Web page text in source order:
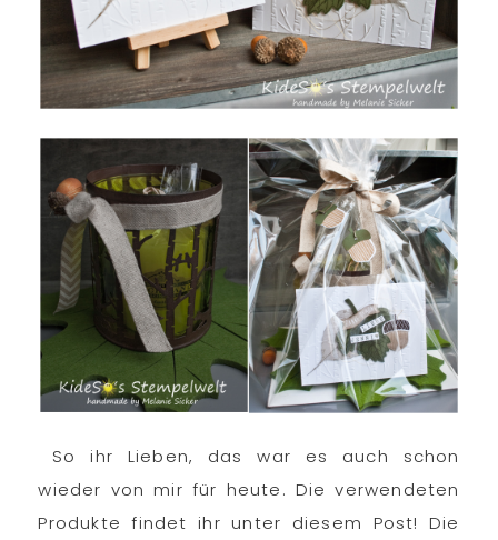
So ihr Lieben, das war es auch schon
wieder von mir für heute. Die verwendeten
Produkte findet ihr unter diesem Post! Die